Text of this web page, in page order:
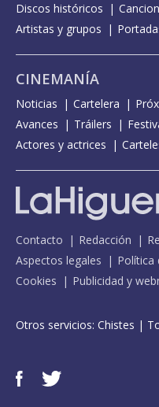
Discos históricos
Artistas y grupos
CINEMANÍA
Noticias Cartelera
Avances
Tráilers
Actores y actrices
Contacto Redacción
Aspectos legales
Política
Cookies
Publicidad y
Otros servicios: Chistes |